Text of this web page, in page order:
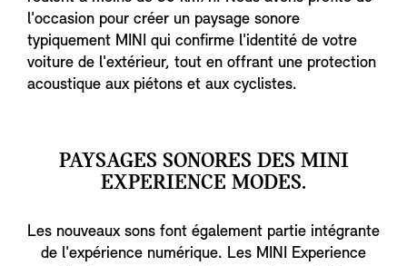
l'occasion pour créer un paysage sonore
typiquement MINI qui confirme l'identité de votre
voiture de l'extérieur, tout en offrant une protection
acoustique aux piétons et aux cyclistes.
PAYSAGES SONORES DES MINI
EXPERIENCE MODES.
Les nouveaux sons font également partie intégrante
de l'expérience numérique. Les MINI Experience